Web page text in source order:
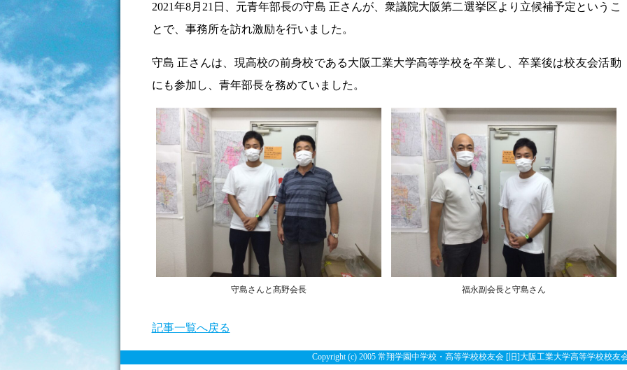
最新情報（お知らせ）
会則・部会設置規定
役員名簿
2021年8月21日、元青年部長の守島 正さんが、衆議院大阪第二選挙区より立候補予定というこ
とで、事務所を訪れ激励を行いました。
守島 正さんは、現高校の前身校である大阪工業大学高等学校を卒業し、卒業後は校友会活動
にも参加し、青年部長を務めていました。
守島さんと髙野会長 福永副会長と守島さん
記事一覧へ戻る
Copyright (c) 2005 常翔学園中学校・高等学校校友会 [旧]大阪工業大学高等学校校友